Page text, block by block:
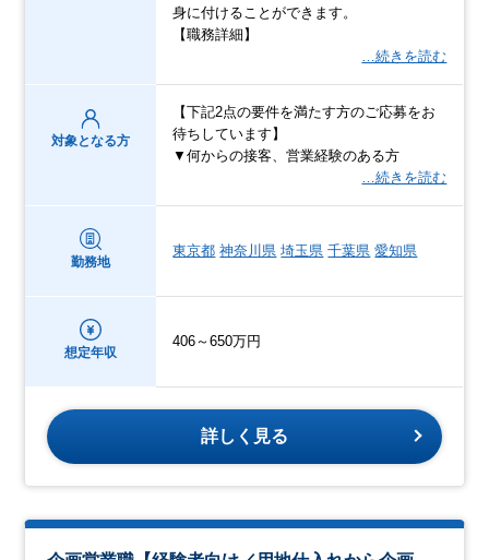
身に付けることができます。
【職務詳細】
…続きを読む
対象となる方
【下記2点の要件を満たす方のご応募をお
待ちしています】
▼何からの接客、営業経験のある方
…続きを読む
勤務地
東京都 神奈川県 埼玉県 千葉県 愛知県
想定年収
406～650万円
詳しく見る